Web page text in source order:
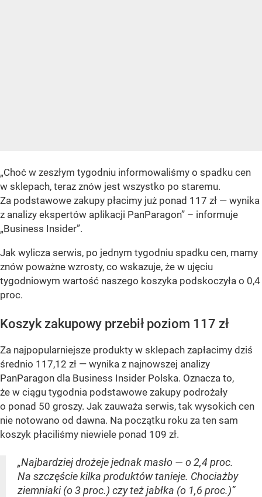
„Choć w zeszłym tygodniu informowaliśmy o spadku cen
w sklepach, teraz znów jest wszystko po staremu.
Za podstawowe zakupy płacimy już ponad 117 zł — wynika
z analizy ekspertów aplikacji PanParagon” – informuje
„Business Insider”.
Jak wylicza serwis, po jednym tygodniu spadku cen, mamy
znów poważne wzrosty, co wskazuje, że w ujęciu
tygodniowym wartość naszego koszyka podskoczyła o 0,4
proc.
Koszyk zakupowy przebił poziom 117 zł
Za najpopularniejsze produkty w sklepach zapłacimy dziś
średnio 117,12 zł — wynika z najnowszej analizy
PanParagon dla Business Insider Polska. Oznacza to,
że w ciągu tygodnia podstawowe zakupy podrożały
o ponad 50 groszy. Jak zauważa serwis, tak wysokich cen
nie notowano od dawna. Na początku roku za ten sam
koszyk płaciliśmy niewiele ponad 109 zł.
„Najbardziej drożeje jednak masło — o 2,4 proc.
Na szczęście kilka produktów tanieje. Chociażby
ziemniaki (o 3 proc.) czy też jabłka (o 1,6 proc.)”